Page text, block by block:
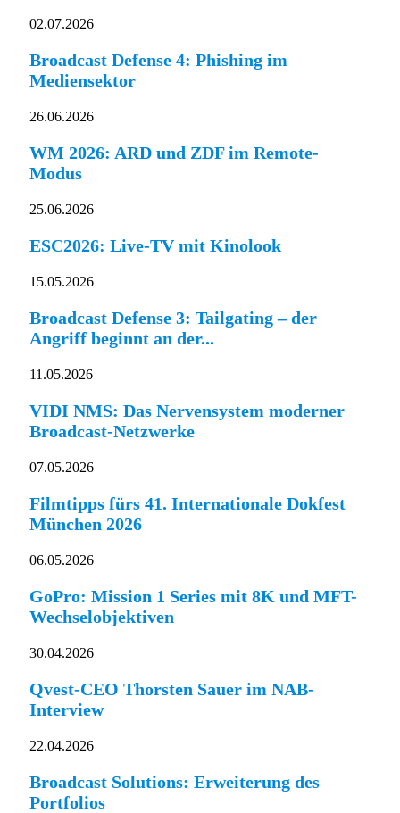
02.07.2026
Broadcast Defense 4: Phishing im
Mediensektor
26.06.2026
WM 2026: ARD und ZDF im Remote-
Modus
25.06.2026
ESC2026: Live-TV mit Kinolook
15.05.2026
Broadcast Defense 3: Tailgating – der
Angriff beginnt an der...
11.05.2026
VIDI NMS: Das Nervensystem moderner
Broadcast-Netzwerke
07.05.2026
Filmtipps fürs 41. Internationale Dokfest
München 2026
06.05.2026
GoPro: Mission 1 Series mit 8K und MFT-
Wechselobjektiven
30.04.2026
Qvest-CEO Thorsten Sauer im NAB-
Interview
22.04.2026
Broadcast Solutions: Erweiterung des
Portfolios